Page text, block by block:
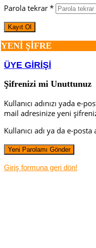
Parola tekrar *
YENİ ŞİFRE
ÜYE GİRİŞİ
Şifrenizi mi Unuttunuz
Kullanıcı adınızı yada e-
mail adresinize yeni
Kullanıcı adı ya da e-posta
Giriş formuna geri dön!